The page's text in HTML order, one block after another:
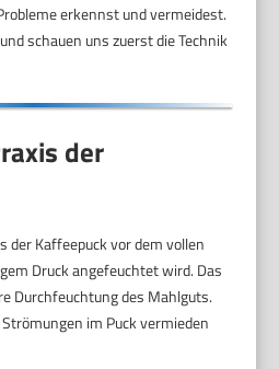
erkennst und vermeidest.
schauen uns zuerst die Technik
der
der Kaffeepuck vor dem vollen
Druck angefeuchtet wird. Das
Durchfeuchtung des Mahlguts.
im Puck vermieden